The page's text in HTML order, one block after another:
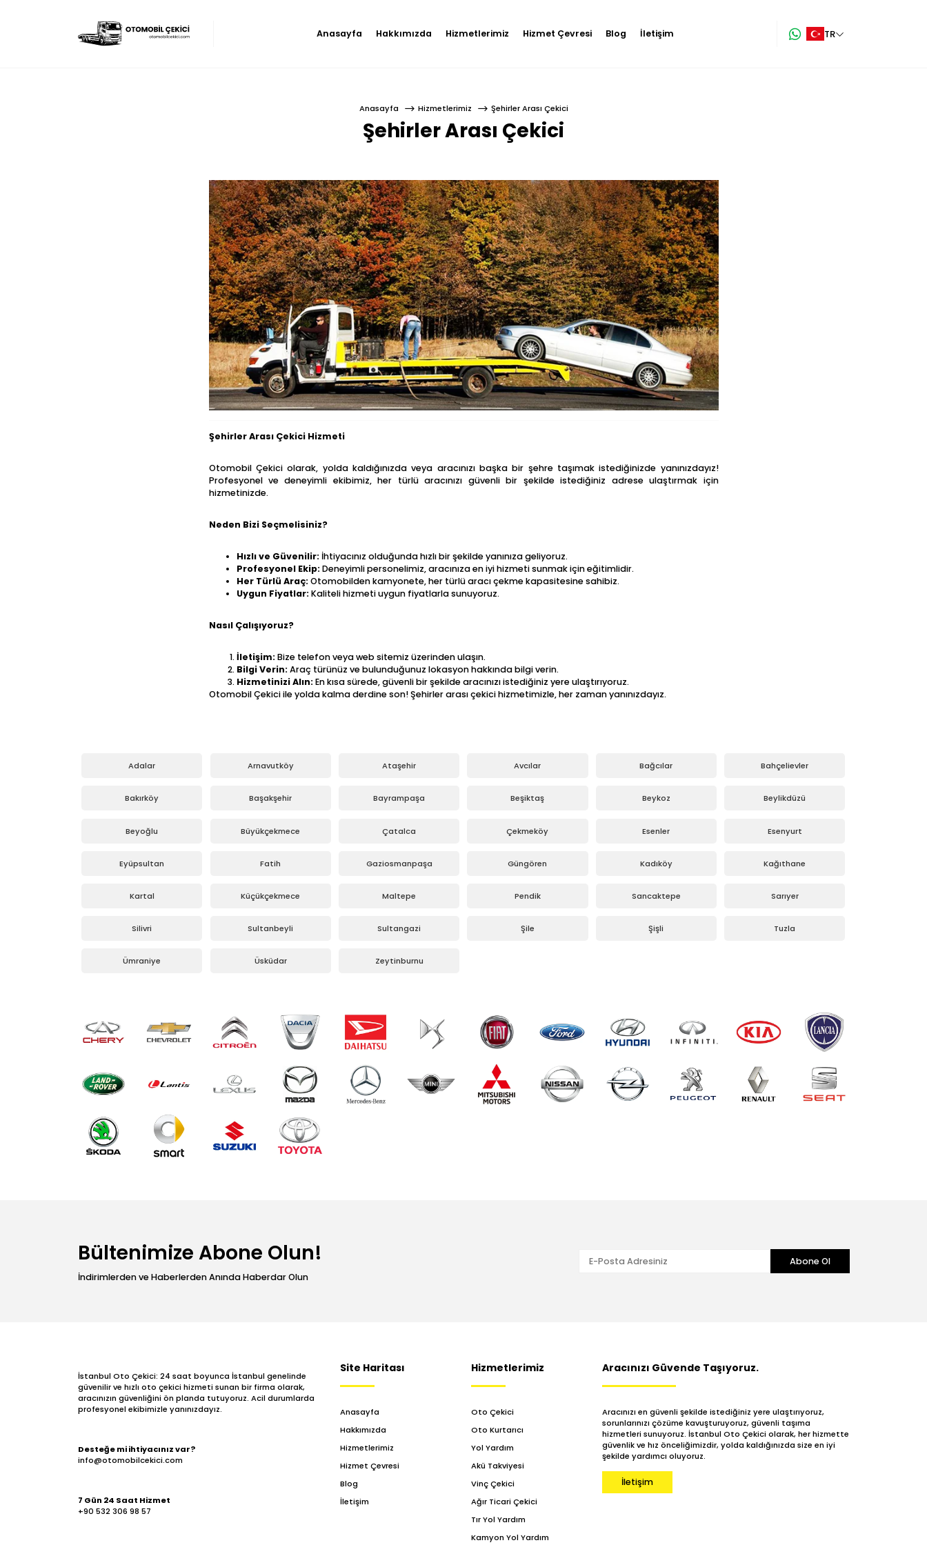
Anasayfa Hakkımızda Hizmetlerimiz Hizmet Çevresi Blog İletişim TR
Anasayfa Hizmetlerimiz Şehirler Arası Çekici
Şehirler Arası Çekici
Şehirler Arası Çekici Hizmeti
Otomobil Çekici olarak, yolda kaldığınızda veya aracınızı başka bir şehre taşımak istediğinizde yanınızdayız!
Profesyonel ve deneyimli ekibimiz, her türlü aracınızı güvenli bir şekilde istediğiniz adrese ulaştırmak için
hizmetinizde.
Neden Bizi Seçmelisiniz?
Hızlı ve Güvenilir: İhtiyacınız olduğunda hızlı bir şekilde yanınıza geliyoruz.
Profesyonel Ekip: Deneyimli personelimiz, aracınıza en iyi hizmeti sunmak için eğitimlidir.
Her Türlü Araç: Otomobilden kamyonete, her türlü aracı çekme kapasitesine sahibiz.
Uygun Fiyatlar: Kaliteli hizmeti uygun fiyatlarla sunuyoruz.
Nasıl Çalışıyoruz?
İletişim: Bize telefon veya web sitemiz üzerinden ulaşın.
Bilgi Verin: Araç türünüz ve bulunduğunuz lokasyon hakkında bilgi verin.
Hizmetinizi Alın: En kısa sürede, güvenli bir şekilde aracınızı istediğiniz yere ulaştırıyoruz.
Otomobil Çekici ile yolda kalma derdine son! Şehirler arası çekici hizmetimizle, her zaman yanınızdayız.
Adalar Arnavutköy Ataşehir Avcılar Bağcılar Bahçelievler
Bakırköy Başakşehir Bayrampaşa Beşiktaş Beykoz Beylikdüzü
Beyoğlu Büyükçekmece Çatalca Çekmeköy Esenler Esenyurt
Eyüpsultan Fatih Gaziosmanpaşa Güngören Kadıköy Kağıthane
Kartal Küçükçekmece Maltepe Pendik Sancaktepe Sarıyer
Silivri Sultanbeyli Sultangazi Şile Şişli Tuzla
Ümraniye Üsküdar Zeytinburnu
Bültenimize Abone Olun!
İndirimlerden ve Haberlerden Anında Haberdar Olun
Abone Ol
İstanbul Oto Çekici: 24 saat boyunca İstanbul genelinde
güvenilir ve hızlı oto çekici hizmeti sunan bir firma olarak,
aracınızın güvenliğini ön planda tutuyoruz. Acil durumlarda
profesyonel ekibimizle yanınızdayız.
Desteğe mi ihtiyacınız var?
info@otomobilcekici.com
7 Gün 24 Saat Hizmet
+90 532 306 98 57
Site Haritası
Anasayfa
Hakkımızda
Hizmetlerimiz
Hizmet Çevresi
Blog
İletişim
Hizmetlerimiz
Oto Çekici
Oto Kurtarıcı
Yol Yardım
Akü Takviyesi
Vinç Çekici
Ağır Ticari Çekici
Tır Yol Yardım
Kamyon Yol Yardım
Aracınızı Güvende Taşıyoruz.
Aracınızı en güvenli şekilde istediğiniz yere ulaştırıyoruz,
sorunlarınızı çözüme kavuşturuyoruz, güvenli taşıma
hizmetleri sunuyoruz. İstanbul Oto Çekici olarak, her hizmette
güvenlik ve hız önceliğimizdir, yolda kaldığınızda size en iyi
şekilde yardımcı oluyoruz.
İletişim